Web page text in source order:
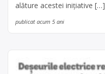
alăture acestei inițiative […]
publicat acum 5 ani